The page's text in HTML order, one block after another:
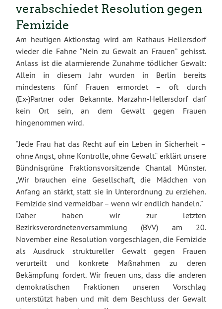
verabschiedet Resolution gegen
Femizide
Am heutigen Aktionstag wird am Rathaus Hellersdorf
wieder die Fahne “Nein zu Gewalt an Frauen” gehisst.
Anlass ist die alarmierende Zunahme tödlicher Gewalt:
Allein in diesem Jahr wurden in Berlin bereits
mindestens fünf Frauen ermordet – oft durch
(Ex-)Partner oder Bekannte. Marzahn-Hellersdorf darf
kein Ort sein, an dem Gewalt gegen Frauen
hingenommen wird.
“Jede Frau hat das Recht auf ein Leben in Sicherheit –
ohne Angst, ohne Kontrolle, ohne Gewalt.“ erklärt unsere
Bündnisgrüne Fraktionsvorsitzende Chantal Münster.
„Wir brauchen eine Gesellschaft, die Mädchen von
Anfang an stärkt, statt sie in Unterordnung zu erziehen.
Femizide sind vermeidbar – wenn wir endlich handeln.”
Daher haben wir zur letzten
Bezirksverordnetenversammlung (BVV) am 20.
November eine Resolution vorgeschlagen, die Femizide
als Ausdruck struktureller Gewalt gegen Frauen
verurteilt und konkrete Maßnahmen zu deren
Bekämpfung fordert. Wir freuen uns, dass die anderen
demokratischen Fraktionen unseren Vorschlag
unterstützt haben und mit dem Beschluss der Gewalt